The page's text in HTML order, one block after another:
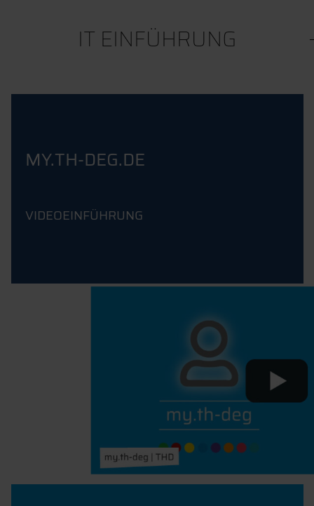
IT EINFÜHRUNG
MY.TH-DEG.DE
VIDEOEINFÜHRUNG